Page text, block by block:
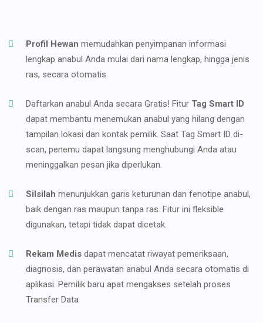
Profil Hewan memudahkan penyimpanan informasi
lengkap anabul Anda mulai dari nama lengkap, hingga jenis
ras, secara otomatis.
Daftarkan anabul Anda secara Gratis! Fitur Tag Smart ID
dapat membantu menemukan anabul yang hilang dengan
tampilan lokasi dan kontak pemilik. Saat Tag Smart ID di-
scan, penemu dapat langsung menghubungi Anda atau
meninggalkan pesan jika diperlukan.
Silsilah menunjukkan garis keturunan dan fenotipe anabul,
baik dengan ras maupun tanpa ras. Fitur ini fleksible
digunakan, tetapi tidak dapat dicetak.
Rekam Medis dapat mencatat riwayat pemeriksaan,
diagnosis, dan perawatan anabul Anda secara otomatis di
aplikasi. Pemilik baru apat mengakses setelah proses
Transfer Data